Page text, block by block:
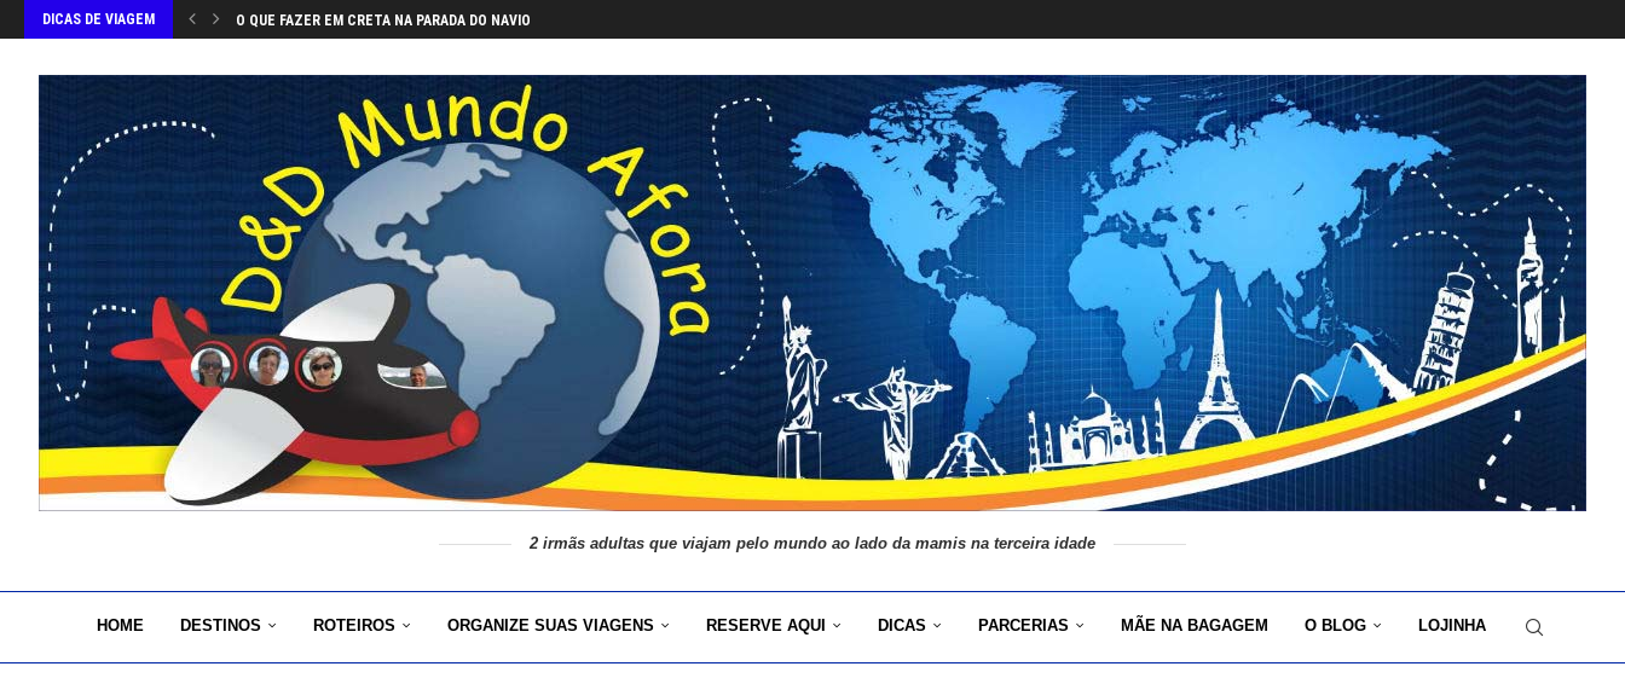
DICAS DE VIAGEM O QUE FAZER EM CRETA NA PARADA DO NAVIO
2 irmãs adultas que viajam pelo mundo ao lado da mamis na terceira idade
HOME DESTINOS ROTEIROS ORGANIZE SUAS VIAGENS RESERVE AQUI DICAS PARCERIAS MÃE NA BAGAGEM O BLOG LOJINHA